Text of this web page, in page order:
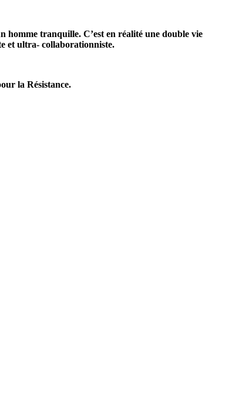
homme tranquille. C’est en réalité une double vie
et ultra- collaborationniste.
la Résistance.